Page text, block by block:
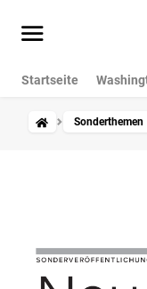
Startseite
Sonderthemen